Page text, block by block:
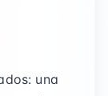
una